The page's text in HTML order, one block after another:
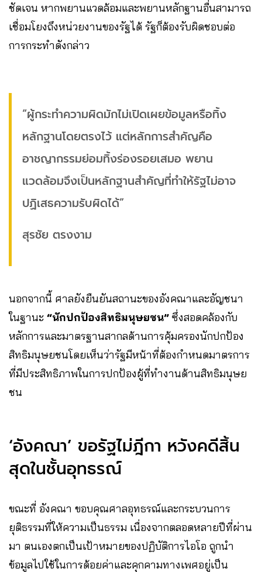
ชัดเจน หากพยานแวดล้อมและพยานหลักฐานอื่นสามารถ
เชื่อมโยงถึงหน่วยงานของรัฐได้ รัฐก็ต้องรับผิดชอบต่อ
การกระทำดังกล่าว
“ผู้กระทำความผิดมักไม่เปิดเผยข้อมูลหรือทิ้ง
หลักฐานโดยตรงไว้ แต่หลักการสำคัญคือ
อาชญากรรมย่อมทิ้งร่องรอยเสมอ พยาน
แวดล้อมจึงเป็นหลักฐานสำคัญที่ทำให้รัฐไม่อาจ
ปฏิเสธความรับผิดได้”
สุรชัย ตรงงาม
นอกจากนี้ ศาลยังยืนยันสถานะของอังคณาและอัญชนา
ในฐานะ “นักปกป้องสิทธิมนุษยชน” ซึ่งสอดคล้องกับ
หลักการและมาตรฐานสากลด้านการคุ้มครองนักปกป้อง
สิทธิมนุษยชนโดยเห็นว่ารัฐมีหน้าที่ต้องกำหนดมาตรการ
ที่มีประสิทธิภาพในการปกป้องผู้ที่ทำงานด้านสิทธิมนุษย
ชน
‘อังคณา’ ขอรัฐไม่ฎีกา หวังคดีสิ้น
สุดในชั้นอุทธรณ์
ขณะที่ อังคณา ขอบคุณศาลอุทธรณ์และกระบวนการ
ยุติธรรมที่ให้ความเป็นธรรม เนื่องจากตลอดหลายปีที่ผ่าน
มา ตนเองตกเป็นเป้าหมายของปฏิบัติการไอโอ ถูกนำ
ข้อมูลไปใช้ในการด้อยค่าและคุกคามทางเพศอยู่เป็น